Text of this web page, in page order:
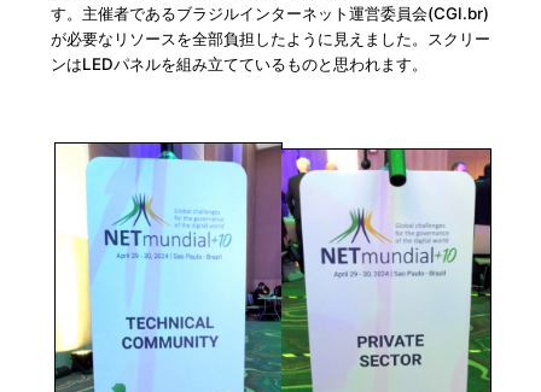
す。主催者であるブラジルインターネット運営委員会(CGI.br)
が必要なリソースを全部負担したように見えました。スクリー
ンはLEDパネルを組み立てているものと思われます。